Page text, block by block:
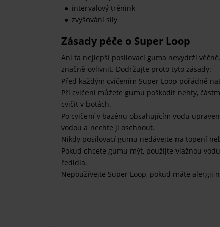
intervalový trénink
zvyšování síly
Zásady péče o Super Loop
Ani ta nejlepší posilovací guma nevydrží
značně ovlivnit. Dodržujte proto tyto zásady:
Před každým cvičením Super Loop pořádně
Při cvičení můžete gumu poškodit nehty,
cvičit v botách.
Po cvičení v bazénu obsahujícím vodu
vodou a nechte ji oschnout.
Nikdy posilovací gumu nedávejte na topení
Pokud chcete gumu mýt, použijte vlažnou
ředidla.
Nepoužívejte Super Loop, pokud máte alergii